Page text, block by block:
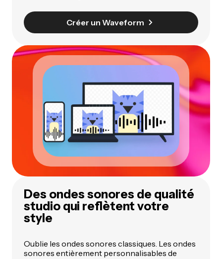
Créer un Waveform
Des ondes sonores de qualité
studio qui reflètent votre
style
Oublie les ondes sonores classiques. Les ondes
sonores entièrement personnalisables de